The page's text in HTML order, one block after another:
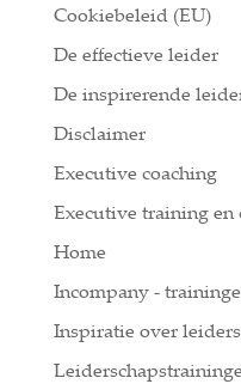
Cookiebeleid (EU)
De effectieve leider
De inspirerende
Disclaimer
Executive coaching
Executive training en
Home
Incompany -
Inspiratie over